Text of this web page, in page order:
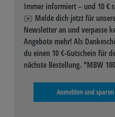
Immer informiert – und 10 €
✉️ Melde dich jetzt für
Newsletter an und verpasse
Angebote mehr! Als
du einen 10 €-Gutschein für
nächste Bestellung. *MBW
Anmelden und sparen